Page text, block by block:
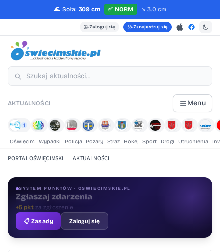
🌊 Soła: 309 cm ✅ NORM ↘️3.0 cm
Zaloguj się Zarejestruj się
AKTUALNOŚCI Menu
1
Oświęcim Wypadki Policja Pożary Straż Hokej Sport Drogi Utrudnienia
PORTAL OŚWIĘCIMSKI | AKTUALNOŚCI
SYSTEM PUNKTÓW · OSWIECIMSKIE.PL
Oceniaj treści
+1 pktza ocenę
📋 Zasady
Zaloguj się